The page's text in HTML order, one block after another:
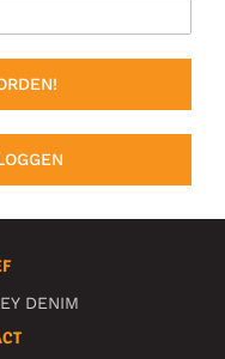
DENIM